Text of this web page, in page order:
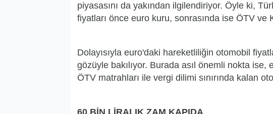
piyasasını da yakından ilgilendiriyor. Öyle ki,
fiyatları önce euro kuru, sonrasında ise ÖTV
Dolayısıyla euro'daki hareketliliğin otomobil
gözüyle bakılıyor. Burada asıl önemli nokta
ÖTV matrahları ile vergi dilimi sınırında kalan